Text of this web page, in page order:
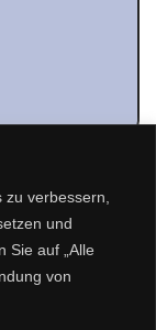
verbessern,
und
Sie auf „Alle
von